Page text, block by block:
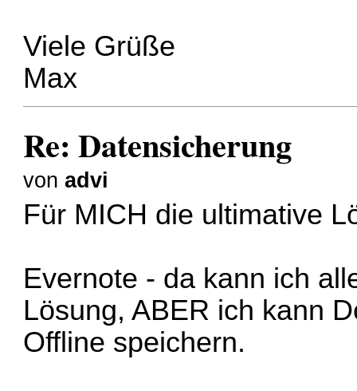
Viele Grüße
Max
Re: Datensicherung
vonadvi
Für MICH die ultimative
Evernote - da kann ich
Lösung, ABER ich kann
Offline speichern.